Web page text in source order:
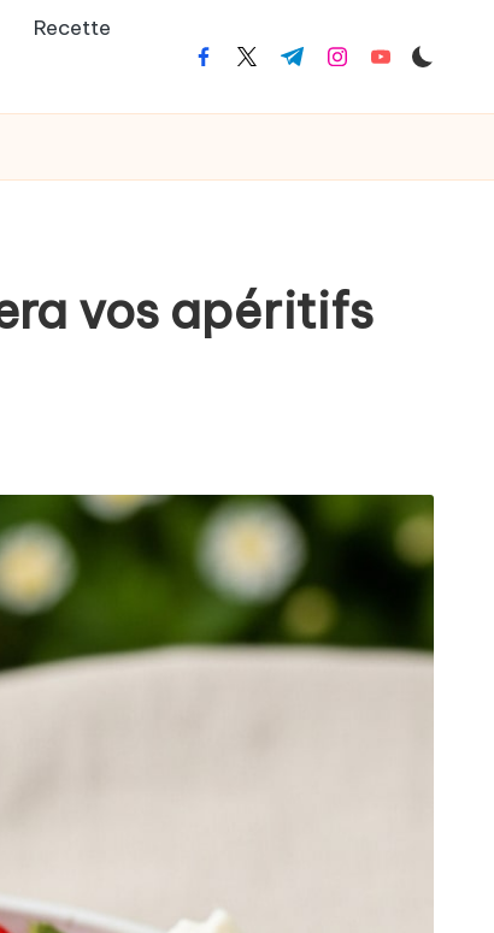
Recette
facebook.com
twitter.com
t.me instagram.com
youtube.com
vos apéritifs